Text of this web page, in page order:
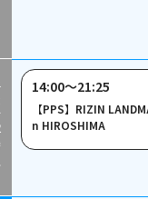
14:00〜21:25
【PPS】RIZIN
n HIROSHIMA